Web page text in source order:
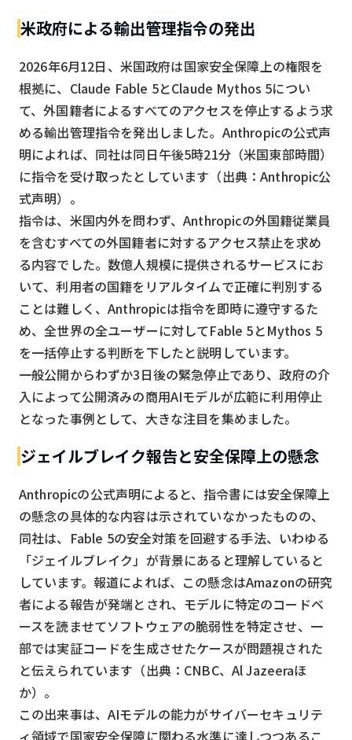
米政府による輸出管理指令の発出
2026年6月12日、米国政府は国家安全保障上の権限を
根拠に、Claude Fable 5とClaude Mythos 5につい
て、外国籍者によるすべてのアクセスを停止するよう求
める輸出管理指令を発出しました。Anthropicの公式声
明によれば、同社は同日午後5時21分（米国東部時間）
に指令を受け取ったとしています（出典：Anthropic公
式声明）。
指令は、米国内外を問わず、Anthropicの外国籍従業員
を含むすべての外国籍者に対するアクセス禁止を求め
る内容でした。数億人規模に提供されるサービスにお
いて、利用者の国籍をリアルタイムで正確に判別する
ことは難しく、Anthropicは指令を即時に遵守するた
め、全世界の全ユーザーに対してFable 5とMythos 5
を一括停止する判断を下したと説明しています。
一般公開からわずか3日後の緊急停止であり、政府の介
入によって公開済みの商用AIモデルが広範に利用停止
となった事例として、大きな注目を集めました。
ジェイルブレイク報告と安全保障上の懸念
Anthropicの公式声明によると、指令書には安全保障上
の懸念の具体的な内容は示されていなかったものの、
同社は、Fable 5の安全対策を回避する手法、いわゆる
「ジェイルブレイク」が背景にあると理解していると
しています。報道によれば、この懸念はAmazonの研究
者による報告が発端とされ、モデルに特定のコードベ
ースを読ませてソフトウェアの脆弱性を特定させ、一
部では実証コードを生成させたケースが問題視された
と伝えられています（出典：CNBC、Al Jazeeraほ
か）。
この出来事は、AIモデルの能力がサイバーセキュリテ
ィ領域で国家安全保障に関わる水準に達しつつあるこ